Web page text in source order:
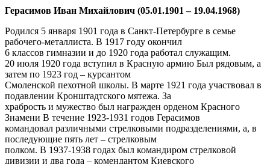
Герасимов Иван Михайлович (05.01.1901 – 19.04.1968)
Родился 5 января 1901 года в Санкт-Петербурге в семье
рабочего-металлиста. В 1917 году окончил
6 классов гимназии и до 1920 года работал служащим.
20 июля 1920 года вступил в Красную армию Был рядовым, а
затем по 1923 год – курсантом
Смоленской пехотной школы. В марте 1921 года участвовал в
подавлении Кронштадтского мятежа. За
храбрость и мужество был награжден орденом Красного
Знамени В течение 1923-1931 годов Герасимов
командовал различными стрелковыми подразделениями, а, в
последующие пять лет – стрелковым
полком. В 1937-1938 годах был командиром стрелковой
дивизии и два года – комендантом Киевского